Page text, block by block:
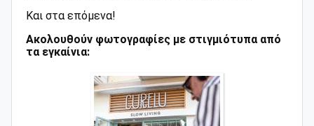
Και στα επόμενα!
Ακολουθούν φωτογραφίες με στιγμιότυπα από
τα εγκαίνια: